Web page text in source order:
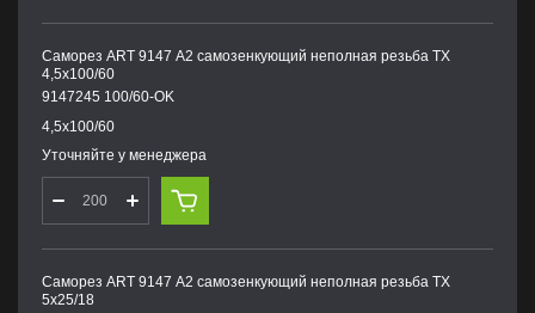
Саморез ART 9147 А2 самозенкующий неполная резьба TX
4,5х100/60
9147245 100/60-OK
4,5х100/60
Уточняйте у менеджера
Саморез ART 9147 А2 самозенкующий неполная резьба TX
5х25/18